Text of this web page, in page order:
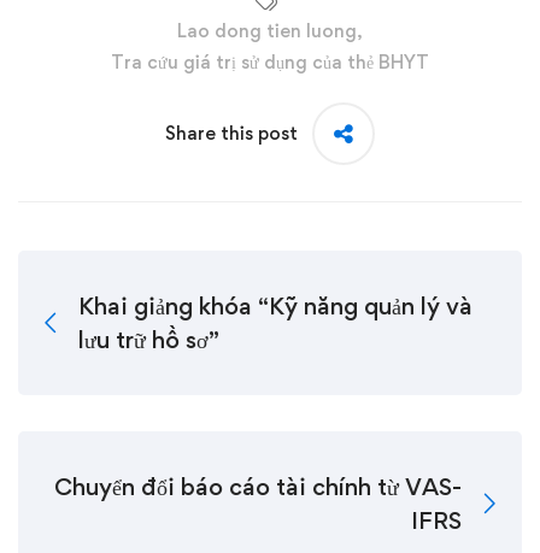
Lao dong tien luong,
Tra cứu giá trị sử dụng của thẻ BHYT
Share this post
Khai giảng khóa “Kỹ năng quản lý và
lưu trữ hồ sơ”
Chuyển đổi báo cáo tài chính từ VAS-
IFRS